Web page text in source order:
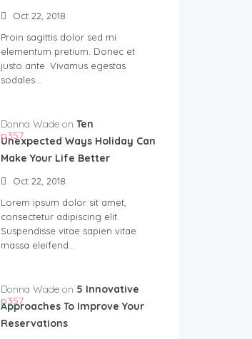
Oct 22, 2018
Proin sagittis dolor sed mi
elementum pretium. Donec et
justo ante. Vivamus egestas
sodales…
Donna Wade on Ten
Unexpected Ways Holiday Can
Make Your Life Better
Oct 22, 2018
Lorem ipsum dolor sit amet,
consectetur adipiscing elit.
Suspendisse vitae sapien vitae
massa eleifend…
Donna Wade on 5 Innovative
Approaches To Improve Your
Reservations